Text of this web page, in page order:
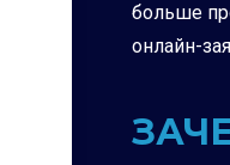
больше
онлайн-